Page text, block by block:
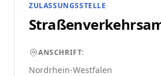
ZULASSUNGSSTELLE
ANSCHRIFT:
Nordrhein-Westfalen